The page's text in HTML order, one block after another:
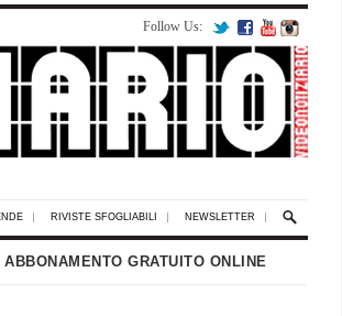
Follow Us:
RIVISTE SFOGLIABILI NEWSLETTER
ABBONAMENTO GRATUITO ONLINE